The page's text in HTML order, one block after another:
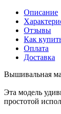
Описание
Отзывы
Как
Оплата
Доставка
Вышивальная
Эта модель
простотой